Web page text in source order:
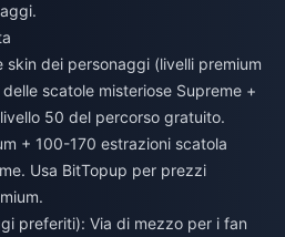
skin dei personaggi (livelli premium
scatole misteriose Supreme +
50 del percorso gratuito.
+ 100-170 estrazioni scatola
Usa BitTopup per prezzi
preferiti): Via di mezzo per i fan